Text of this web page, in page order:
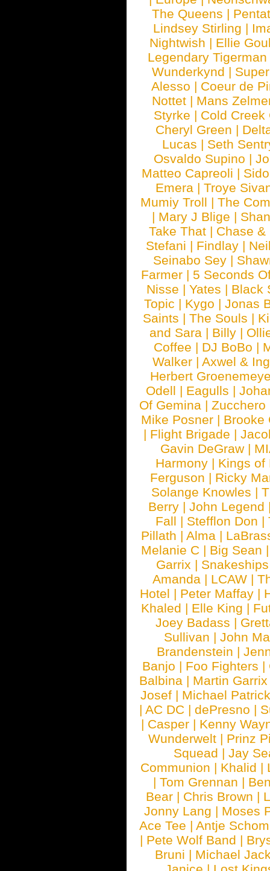
The Queens |
Lindsey Stirling |
Nightwish | Ellie
Legendary Tigerman
Wunderkynd |
Alesso | Coeur de
Nottet | Mans
Styrke | Cold Creek
Cheryl Green |
Lucas | Seth
Osvaldo Supino |
Matteo Capreoli | Sido
Emera | Troye
Mumiy Troll |The
| Mary J Blige |
Take That | Chase &
Stefani | Findlay |
Seinabo Sey |
Farmer | 5 Seconds
Nisse | Yates | Black
Topic | Kygo | Jonas
Saints | The Souls |
and Sara | Billy |
Coffee | DJ BoBo |
Walker | Axwel &
Herbert
Odell | Eagulls |
Of Gemina |Zucchero
Mike Posner | Brooke
| Flight Brigade |
Gavin DeGraw |
Harmony | Kings of
Ferguson | Ricky
Solange Knowles |
Berry |John Legend
Fall | Stefflon Don |
Pillath |Alma |
Melanie C | Big Sean
Garrix |
Amanda | LCAW |
Hotel | Peter Maffay |
Khaled | Elle King |
Joey Badass |
Sullivan | John
Brandenstein |
Banjo | Foo Fighters |
Balbina | Martin
Josef | Michael
|AC DC |dePresno |
| Casper | Kenny
Wunderwelt | Prinz
Squead |Jay
Communion | Khalid |
|Tom Grennan |
Bear | Chris Brown |
Jonny Lang | Moses
Ace Tee |Antje
| Pete Wolf Band |
Bruni | Michael